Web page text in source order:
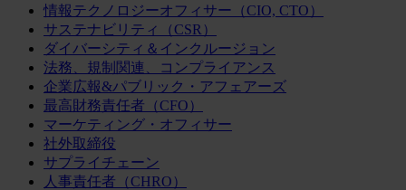
情報テクノロジーオフィサー（CIO, CTO）
サステナビリティ（CSR）
ダイバーシティ＆インクルージョン
法務、規制関連、コンプライアンス
企業広報&パブリック・アフェアーズ
最高財務責任者（CFO）
マーケティング・オフィサー
社外取締役
サプライチェーン
人事責任者（CHRO）